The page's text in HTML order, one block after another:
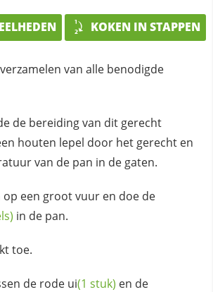
KOKEN IN STAPPEN
van alle benodigde
de bereiding van dit gerecht
houten lepel door het gerecht en
van de pan in de gaten.
op een groot vuur en doe de
in de pan.
toe.
de rode ui(1 stuk) en de